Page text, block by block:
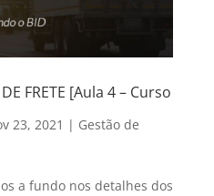
FRETE [Aula 4 – Curso
23, 2021 | Gestão de
a fundo nos detalhes dos